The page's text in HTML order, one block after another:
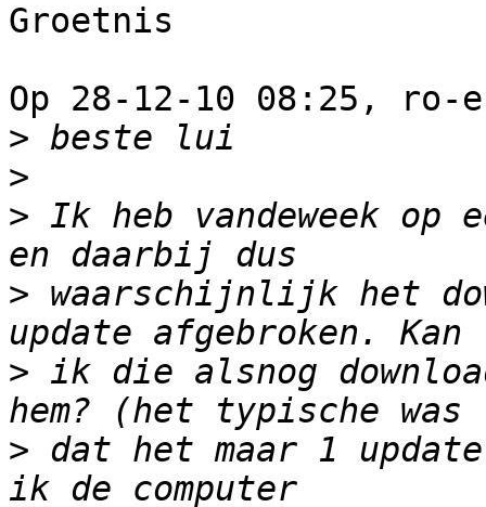
Groetnis
Op 28-12-10 08:25, ro-
>
>
> Ik heb vandeweek op
> waarschijnlijk het
> ik die alsnog
> dat het maar 1